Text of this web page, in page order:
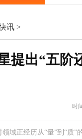
讯 >
提出“五阶
时
领域正经历从“量”到“质